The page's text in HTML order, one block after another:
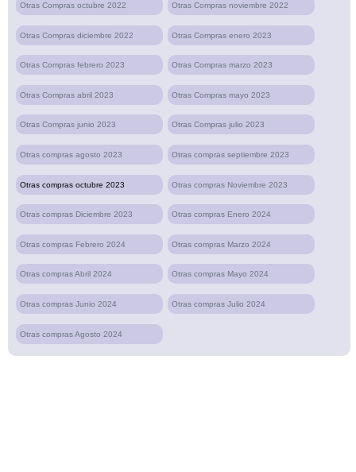
Otras Compras octubre 2022 Otras Compras noviembre 2022
Otras Compras diciembre 2022 Otras Compras enero 2023
Otras Compras febrero 2023 Otras Compras marzo 2023
Otras Compras abril 2023 Otras Compras mayo 2023
Otras Compras junio 2023 Otras Compras julio 2023
Otras compras agosto 2023 Otras compras septiembre 2023
Otras compras octubre 2023 Otras compras Noviembre 2023
Otras compras Diciembre 2023 Otras compras Enero 2024
Otras compras Febrero 2024 Otras compras Marzo 2024
Otras compras Abril 2024 Otras compras Mayo 2024
Otras compras Junio 2024 Otras compras Julio 2024
Otras compras Agosto 2024